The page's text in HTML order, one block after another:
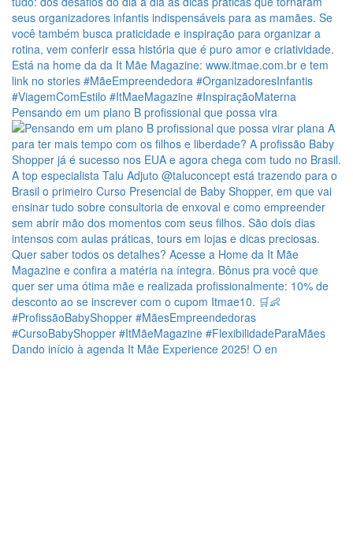
Pensando em um plano B profissional que possa vira
Dando início à agenda It Mãe Experience 2025! O en